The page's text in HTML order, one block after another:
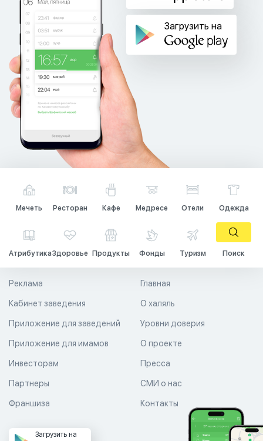
Загрузить на
Мечеть Ресторан Кафе Медресе Отели Одежда
АтрибутикаЗдоровье Продукты Фонды Туризм Поиск
Главная
О халяль
Уровни доверия
Реклама
Кабинет заведения
Приложение для заведений
Приложение для имамов О проекте
Пресса
СМИ о нас
Контакты
Инвесторам
Партнеры
Франшиза
Загрузить на